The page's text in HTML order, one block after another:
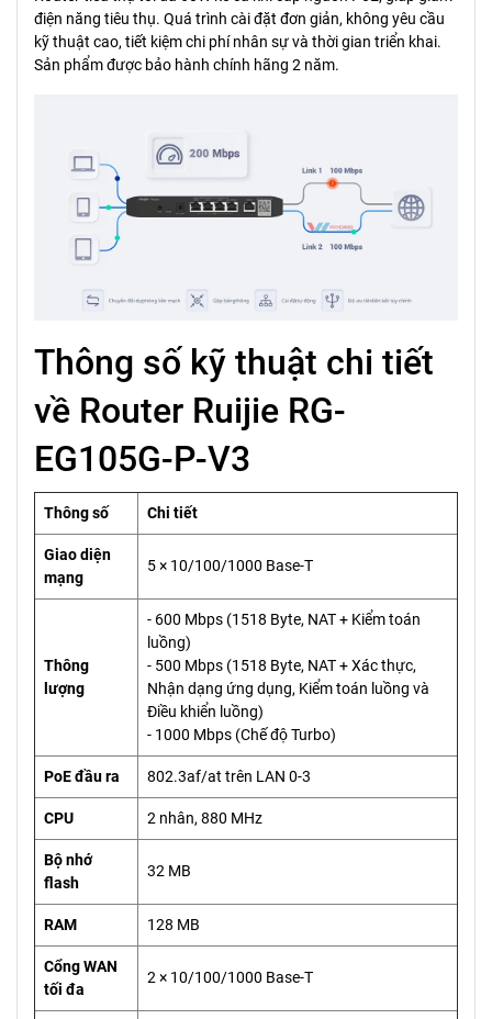
điện năng tiêu thụ. Quá trình cài đặt đơn giản, không yêu cầu
kỹ thuật cao, tiết kiệm chi phí nhân sự và thời gian triển khai.
Sản phẩm được bảo hành chính hãng 2 năm.
Thông số kỹ thuật chi tiết
về Router Ruijie RG-
EG105G-P-V3
Thông số Chi tiết
Giao diện
mạng
5 × 10/100/1000 Base-T
Thông
lượng
- 600 Mbps (1518 Byte, NAT + Kiểm toán
luồng)
- 500 Mbps (1518 Byte, NAT + Xác thực,
Nhận dạng ứng dụng, Kiểm toán luồng và
Điều khiển luồng)
- 1000 Mbps (Chế độ Turbo)
PoE đầu ra 802.3af/at trên LAN 0-3
CPU 2 nhân, 880 MHz
Bộ nhớ
flash
32 MB
RAM 128 MB
Cổng WAN
tối đa
2 × 10/100/1000 Base-T